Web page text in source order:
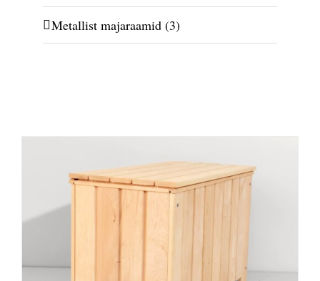
Metallist majaraamid (3)